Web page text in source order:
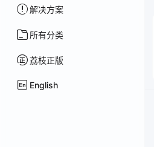
解决方案
所有分类
荔枝正版
English